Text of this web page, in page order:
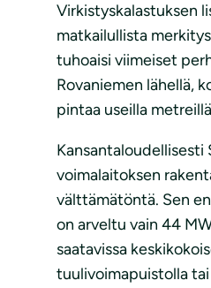
Virkistyskalastuksen
matkailullista
tuhoaisi viimeiset
Rovaniemen lähellä,
pintaa useilla
Kansantaloudellisesti
voimalaitoksen
välttämätöntä. Sen
on arveltu vain 44
saatavissa
tuulivoimapuistolla